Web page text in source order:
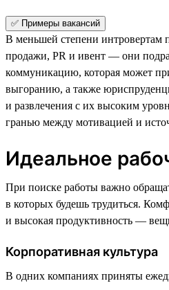
✅ Примеры вакансий
В меньшей степени интровертам
продажи, PR и ивент — они
коммуникацию, которая может
выгоранию, а также
и развлечения с их высоким
гранью между мотивацией и
Идеальное
При поиске работы важно
в которых будешь трудиться.
и высокая продуктивность —
Корпоративная культура
В одних компаниях приняты